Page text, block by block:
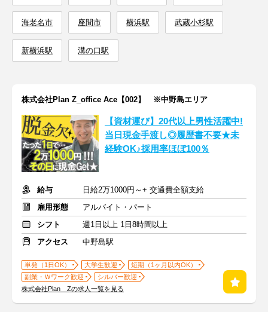
海老名市 座間市 横浜駅 武蔵小杉駅
新横浜駅 溝の口駅
株式会社Plan Z_office Ace【002】 ※中野島エリア
【資材運び】20代以上男性活躍中!
当日現金手渡し◎履歴書不要★未
経験OK♪採用率ほぼ100％
給与
日給2万1000円～+ 交通費全額支給
雇用形態
アルバイト・パート
シフト
週1日以上 1日8時間以上
アクセス
中野島駅
単発（1日OK） 大学生歓迎
短期（1ヶ月以内OK）
副業・Ｗワーク歓迎
シルバー歓迎
株式会社Plan Zの求人一覧を見る